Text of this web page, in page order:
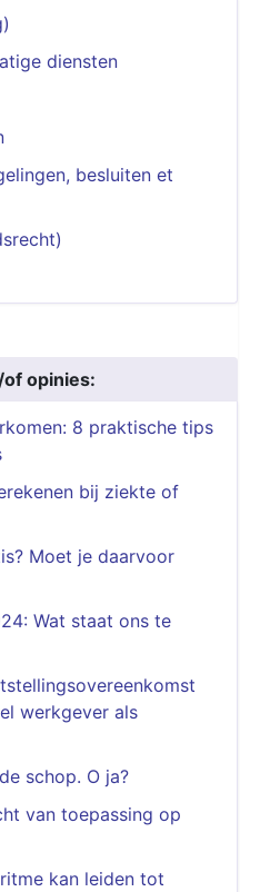
diensten
besluiten et
opinies:
8 praktische tips
bij ziekte of
Moet je daarvoor
Wat staat ons te
werkgever als
schop. O ja?
van toepassing op
kan leiden tot